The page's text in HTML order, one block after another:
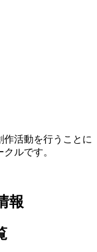
活動を行うことに
ルです。
報